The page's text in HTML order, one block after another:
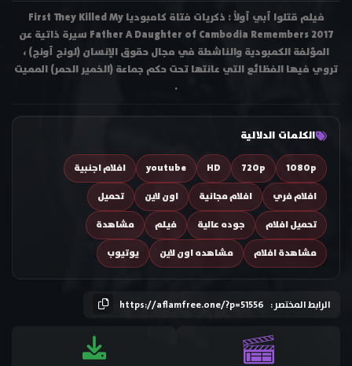
فيلم قتلوا أبي أولاً : ذكريات فتاة كامبوديا First They Killed My
Father A Daughter of Cambodia Remembers 2017 سيرة ذاتية عن
المؤلفة الكمبودية والناشطة في مجال حقوق الإنسان (لونج أونج) ،
تروي فيها الفظائع التي عانتها تحت حكم جماعة (الخمير الحمر) المميت
.
الكلمات الدلالية
1080p
720p
HD
youtube
افلام اجنبية
افلام فري
افلام مجانية اون لاين
تحميل
تحميل افلام
جوده عالية فيلم
مشاهدة
مشاهدة افلام
مشاهده اون لاين يوتيوب
الرابط المختصر : https://aflamfree.one/?p=51556